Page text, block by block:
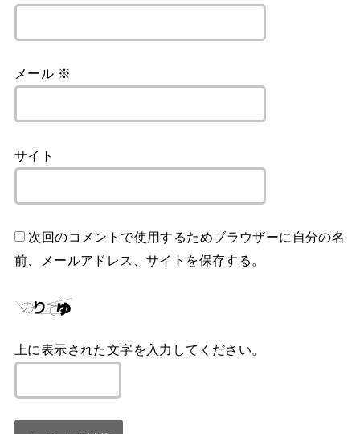
メール ※
サイト
次回のコメントで使用するためブラウザーに自分の名
前、メールアドレス、サイトを保存する。
上に表示された文字を入力してください。